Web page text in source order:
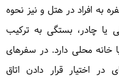
به افراد در هتل و نیز نحوه
یا چادر، بستگی به ترکیب
خانه محلی دارد. در سفرهای
در اختیار قرار دادن اتاق